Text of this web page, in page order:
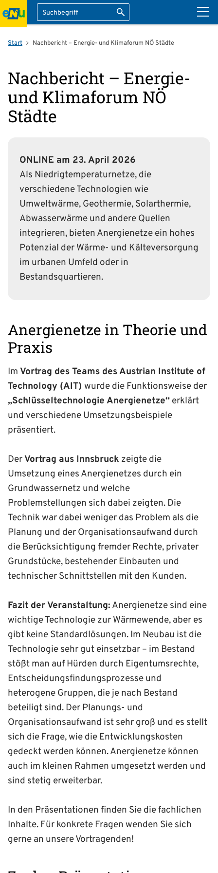
Suche Suche starten
überspringen
Start Nachbericht – Energie- und Klimaforum NÖ Städte
Nachbericht – Energie-
und Klimaforum NÖ
Städte
ONLINE am 23. April 2026
Als Niedrigtemperaturnetze, die
verschiedene Technologien wie
Umweltwärme, Geothermie, Solarthermie,
Abwasserwärme und andere Quellen
integrieren, bieten Anergienetze ein hohes
Potenzial der Wärme- und Kälteversorgung
im urbanen Umfeld oder in
Bestandsquartieren.
Anergienetze in Theorie und
Praxis
Im Vortrag des Teams des Austrian Institute of
Technology (AIT) wurde die Funktionsweise der
„Schlüsseltechnologie Anergienetze“ erklärt
und verschiedene Umsetzungsbeispiele
präsentiert.
Der Vortrag aus Innsbruck zeigte die
Umsetzung eines Anergienetzes durch ein
Grundwassernetz und welche
Problemstellungen sich dabei zeigten. Die
Technik war dabei weniger das Problem als die
Planung und der Organisationsaufwand durch
die Berücksichtigung fremder Rechte, privater
Grundstücke, bestehender Einbauten und
technischer Schnittstellen mit den Kunden.
Fazit der Veranstaltung: Anergienetze sind eine
wichtige Technologie zur Wärmewende, aber es
gibt keine Standardlösungen. Im Neubau ist die
Technologie sehr gut einsetzbar – im Bestand
stößt man auf Hürden durch Eigentumsrechte,
Entscheidungsfindungsprozesse und
heterogene Gruppen, die je nach Bestand
beteiligt sind. Der Planungs- und
Organisationsaufwand ist sehr groß und es stellt
sich die Frage, wie die Entwicklungskosten
gedeckt werden können. Anergienetze können
auch im kleinen Rahmen umgesetzt werden und
sind stetig erweiterbar.
In den Präsentationen finden Sie die fachlichen
Inhalte. Für konkrete Fragen wenden Sie sich
gerne an unsere Vortragenden!